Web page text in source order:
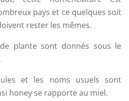
pays et ce quelques soit
rester les mêmes.
plante sont donnés sous le
et les noms usuels sont
honey se rapporte au miel.